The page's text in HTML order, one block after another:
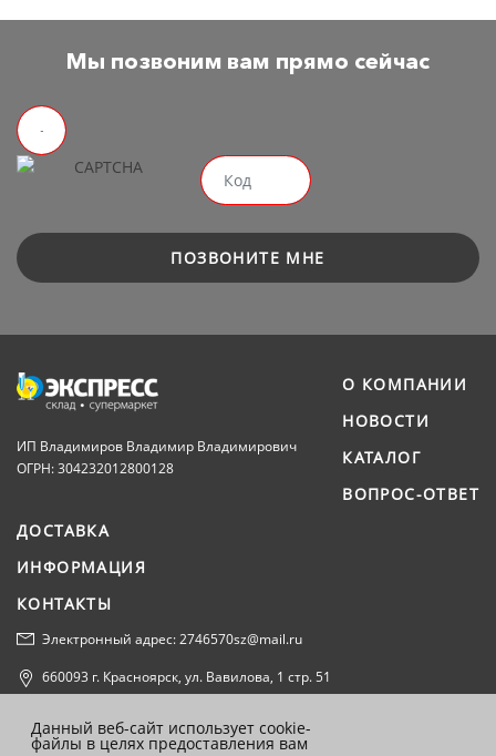
Мы позвоним вам прямо сейчас
ПОЗВОНИТЕ МНЕ
ИП Владимиров Владимир Владимирович
ОГРН: 304232012800128
О КОМПАНИИ
НОВОСТИ
КАТАЛОГ
ВОПРОС-ОТВЕТ
ДОСТАВКА
ИНФОРМАЦИЯ
КОНТАКТЫ
Электронный адрес: 2746570sz@mail.ru
660093 г. Красноярск, ул. Вавилова, 1 стр. 51
Согласие на обработку персональных данных
Данный веб-сайт использует cookie-
файлы в целях предоставления вам